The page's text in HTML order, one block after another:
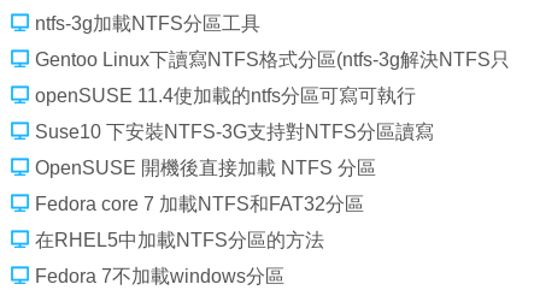
ntfs-3g加載NTFS分區工具
Gentoo Linux下讀寫NTFS格式分區(ntfs-3g解決NTFS只
讀不可寫的問題)
openSUSE 11.4使加載的ntfs分區可寫可執行
Suse10 下安裝NTFS-3G支持對NTFS分區讀寫
OpenSUSE 開機後直接加載 NTFS 分區
Fedora core 7 加載NTFS和FAT32分區
在RHEL5中加載NTFS分區的方法
Fedora 7不加載windows分區